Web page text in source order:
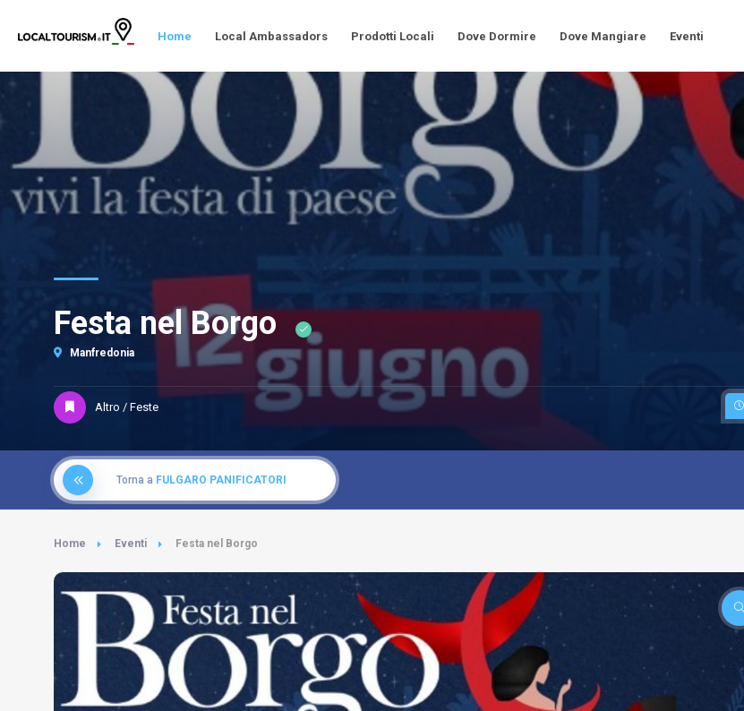
Home Local Ambassadors Prodotti Locali Dove Dormire Dove Mangiare Eventi
Festa nel Borgo
Manfredonia
Altro / Feste
Torna a FULGARO PANIFICATORI
Home Eventi Festa nel Borgo